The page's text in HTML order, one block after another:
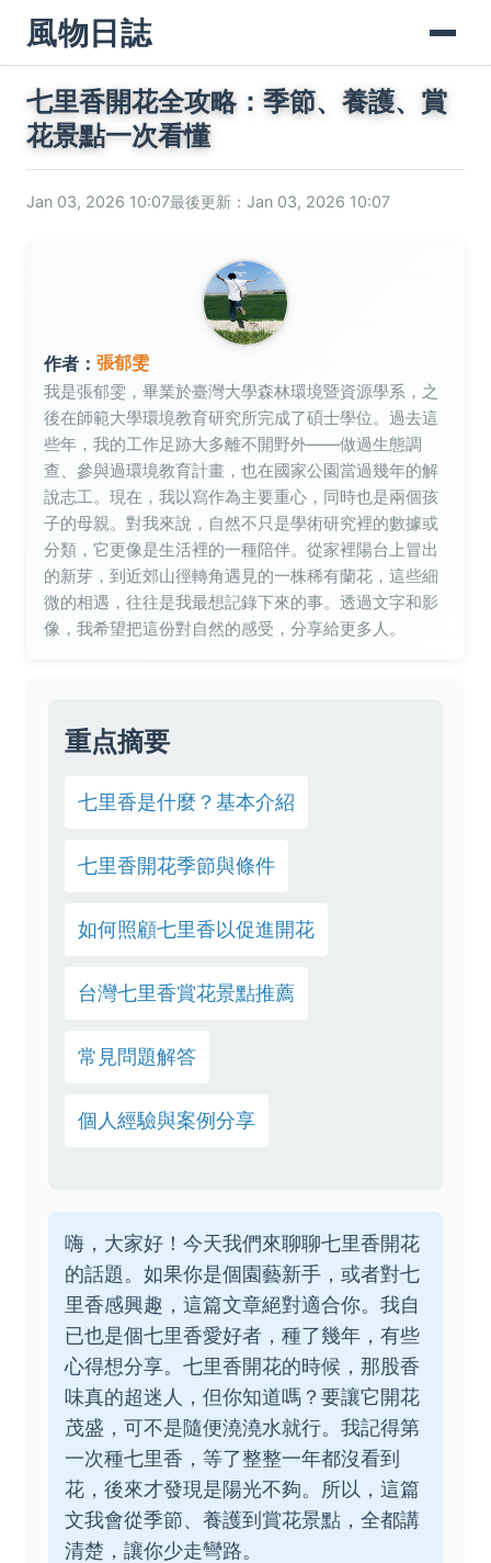
風物日誌
七里香開花全攻略：季節、養護、賞
花景點一次看懂
Jan 03, 2026 10:07最後更新：Jan 03, 2026 10:07
作者： 張郁雯
我是張郁雯，畢業於臺灣大學森林環境暨資源學系，之
後在師範大學環境教育研究所完成了碩士學位。過去這
些年，我的工作足跡大多離不開野外——做過生態調
查、參與過環境教育計畫，也在國家公園當過幾年的解
說志工。現在，我以寫作為主要重心，同時也是兩個孩
子的母親。對我來說，自然不只是學術研究裡的數據或
分類，它更像是生活裡的一種陪伴。從家裡陽台上冒出
的新芽，到近郊山徑轉角遇見的一株稀有蘭花，這些細
微的相遇，往往是我最想記錄下來的事。透過文字和影
像，我希望把這份對自然的感受，分享給更多人。
重点摘要
七里香是什麼？基本介紹
七里香開花季節與條件
如何照顧七里香以促進開花
台灣七里香賞花景點推薦
常見問題解答
個人經驗與案例分享
嗨，大家好！今天我們來聊聊七里香開花
的話題。如果你是個園藝新手，或者對七
里香感興趣，這篇文章絕對適合你。我自
已也是個七里香愛好者，種了幾年，有些
心得想分享。七里香開花的時候，那股香
味真的超迷人，但你知道嗎？要讓它開花
茂盛，可不是隨便澆澆水就行。我記得第
一次種七里香，等了整整一年都沒看到
花，後來才發現是陽光不夠。所以，這篇
文我會從季節、養護到賞花景點，全都講
清楚，讓你少走彎路。